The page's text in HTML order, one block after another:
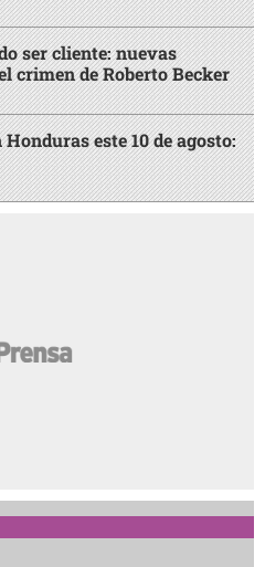
ser cliente: nuevas
crimen de Roberto Becker
este 10 de agosto: